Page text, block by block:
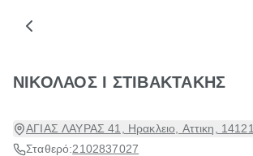
ΝΙΚΟΛΑΟΣ Ι ΣΤΙΒΑΚΤΑΚΗΣ
ΑΓΙΑΣ ΛΑΥΡΑΣ 41, Ηρακλειο, Αττικη, 14121
Σταθερό:2102837027